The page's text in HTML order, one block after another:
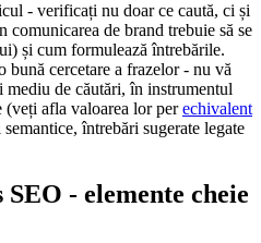
- verificați nu doar ce caută, ci și
de brand trebuie să se
și cum formulează întrebările.
bună cercetare a frazelor - nu vă
de căutări, în instrumentul
(veți afla valoarea lor perechivalent
semantice, întrebări sugerate legate
- elemente cheie